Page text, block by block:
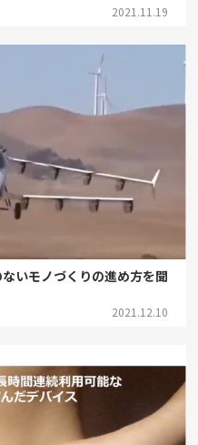
2021.11.19
いモノづくりの進め方を聞
2021.12.10